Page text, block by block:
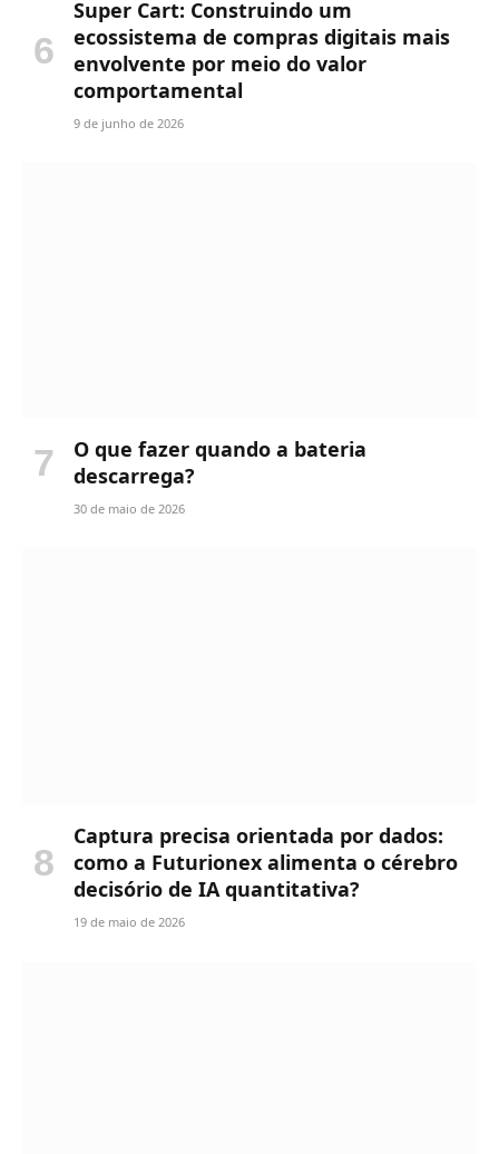
Super Cart: Construindo um
ecossistema de compras digitais mais
envolvente por meio do valor
comportamental
9 de junho de 2026
O que fazer quando a bateria
descarrega?
30 de maio de 2026
Captura precisa orientada por dados:
como a Futurionex alimenta o cérebro
decisório de IA quantitativa?
19 de maio de 2026